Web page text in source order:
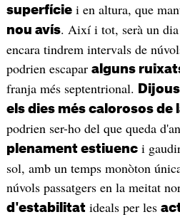
superfíciei en altura, que
nou avís. Així i tot, serà un
encara tindrem intervals de
podrien escapar alguns
franja més septentrional.
els dies més calorosos de
podrien ser-ho del que queda
plenament estiuenci
sol, amb un temps monòton
núvols passatgers en la meitat
d'estabilitatideals per les